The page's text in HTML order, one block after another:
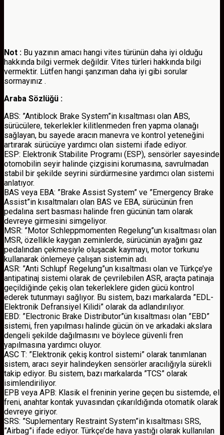
Not : Bu yazının amacı hangi vites türünün daha iyi olduğu
hakkında bilgi vermek değildir. Vites türleri hakkında bilgi
vermektir. Lütfen hangi şanzıman daha iyi gibi sorular
sormayınız .
Araba Sözlüğü :
ABS: ”Antiblock Brake System”in kısaltması olan ABS,
sürücülere, tekerlekler kilitlenmeden fren yapma olanağı
sağlayan, bu sayede aracın manevra ve kontrol yeteneğini
artırarak sürücüye yardımcı olan sistemi ifade ediyor.
ESP: Elektronik Stabilite Programı (ESP), sensörler sayesinde
otomobilin seyir halinde çizgisini korumasına, savrulmadan
stabil bir şekilde seyrini sürdürmesine yardımcı olan sistemi
anlatıyor.
BAS veya EBA: ”Brake Assist System” ve ”Emergency Brake
Assist”in kısaltmaları olan BAS ve EBA, sürücünün fren
pedalına sert basması halinde fren gücünün tam olarak
devreye girmesini simgeliyor.
MSR: ”Motor Schleppmomenten Regelung”un kısaltması olan
MSR, özellikle kaygan zeminlerde, sürücünün ayağını gaz
pedalından çekmesiyle oluşacak kaymayı, motor torkunu
kullanarak önlemeye çalışan sistemin adı.
ASR: ”Anti Schlupf Regelung”un kısaltması olan ve Türkçe’ye
antipatinaj sistemi olarak de çevrilebilen ASR, araçta patinaja
geçildiğinde çekiş olan tekerleklere giden gücü kontrol
ederek tutunmayı sağlıyor. Bu sistem, bazı markalarda ”EDL-
Elektronik Defransiyel Kilidi” olarak da adlandırılıyor.
EBD: ”Electronic Brake Distributor”ün kısaltması olan ”EBD”
sistemi, fren yapılması halinde gücün ön ve arkadaki akslara
dengeli şekilde dağılmasını ve böylece güvenli fren
yapılmasına yardımcı oluyor.
ASC T: ”Elektronik çekiş kontrol sistemi” olarak tanımlanan
sistem, aracı seyir halindeyken sensörler aracılığıyla sürekli
takip ediyor. Bu sistem, bazı markalarda ”TCS” olarak
isimlendiriliyor.
EPB veya APB: Klasik el freninin yerine geçen bu sistemde, el
freni, anahtar kontak yuvasından çıkarıldığında otomatik olarak
devreye giriyor.
SRS: ”Suplementary Restraint System”in kısaltması SRS,
”Airbag”i ifade ediyor. Türkçe’de hava yastığı olarak kullanılan